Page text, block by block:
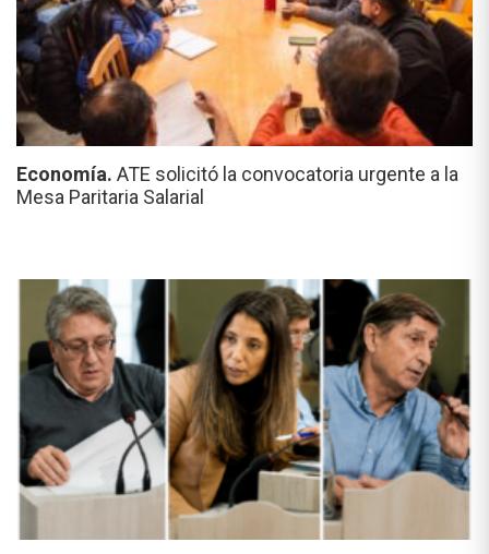
Economía. ATE solicitó la convocatoria urgente a la
Mesa Paritaria Salarial